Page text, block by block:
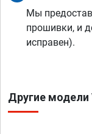
Мы
прошивки, и
исправен).
Другие модели